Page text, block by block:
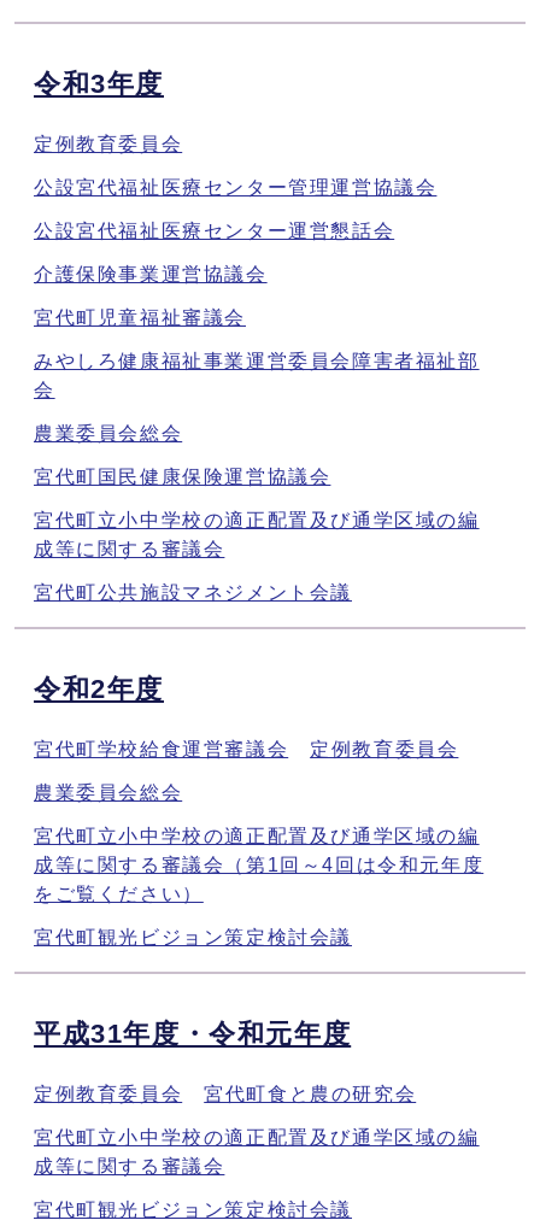
令和3年度
定例教育委員会
公設宮代福祉医療センター管理運営協議会
公設宮代福祉医療センター運営懇話会
介護保険事業運営協議会
宮代町児童福祉審議会
みやしろ健康福祉事業運営委員会障害者福祉部
会
農業委員会総会
宮代町国民健康保険運営協議会
宮代町立小中学校の適正配置及び通学区域の編
成等に関する審議会
宮代町公共施設マネジメント会議
令和2年度
宮代町学校給食運営審議会 定例教育委員会
農業委員会総会
宮代町立小中学校の適正配置及び通学区域の編
成等に関する審議会（第1回～4回は令和元年度
をご覧ください）
宮代町観光ビジョン策定検討会議
平成31年度・令和元年度
定例教育委員会 宮代町食と農の研究会
宮代町立小中学校の適正配置及び通学区域の編
成等に関する審議会
宮代町観光ビジョン策定検討会議